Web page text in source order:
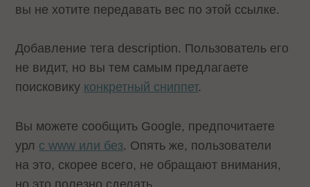
вы не хотите передавать вес по этой ссылке.
Добавление тега description. Пользователь его
не видит, но вы тем самым предлагаете
поисковику конкретный сниппет.
Вы можете сообщить Google, предпочитаете
урл с www или без. Опять же, пользователи
на это, скорее всего, не обращают внимания,